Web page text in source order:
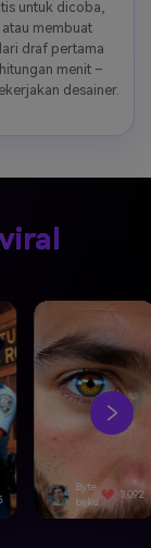
untuk dicoba,
membuat
draf pertama
menit –
desainer.
SwiftEdge